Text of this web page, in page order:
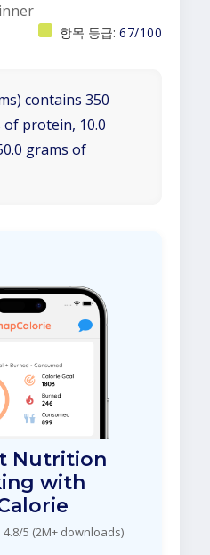
항목 등급: 67/100
contains 350
of protein, 10.0
grams of
Nutrition
with
4.8/5 (2M+ downloads)